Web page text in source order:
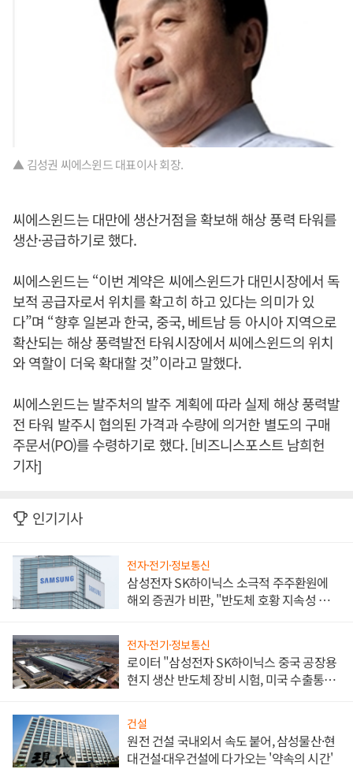
▲ 김성권 씨에스윈드 대표이사 회장.
씨에스윈드는 대만에 생산거점을 확보해 해상 풍력 타워를
생산·공급하기로 했다.
씨에스윈드는 “이번 계약은 씨에스윈드가 대민시장에서 독
보적 공급자로서 위치를 확고히 하고 있다는 의미가 있
다”며 “향후 일본과 한국, 중국, 베트남 등 아시아 지역으로
확산되는 해상 풍력발전 타워시장에서 씨에스윈드의 위치
와 역할이 더욱 확대할 것”이라고 말했다.
씨에스윈드는 발주처의 발주 계획에 따라 실제 해상 풍력발
전 타워 발주시 협의된 가격과 수량에 의거한 별도의 구매
주문서(PO)를 수령하기로 했다. [비즈니스포스트 남희헌
기자]
인기기사
전자·전기·정보통신
삼성전자 SK하이닉스 소극적 주주환원에
해외 증권가 비판, "반도체 호황 지속성 의
전자·전기·정보통신
로이터 "삼성전자 SK하이닉스 중국 공장용
현지 생산 반도체 장비 시험, 미국 수출통제
건설
원전 건설 국내외서 속도 붙어, 삼성물산·현
대건설·대우건설에 다가오는 '약속의 시간'